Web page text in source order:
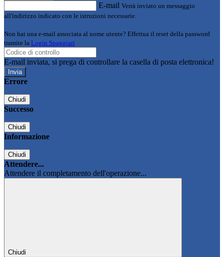
E-mail Verrà inviato un messaggio
all'indirizzo indicato con le istruzioni necessarie.
Non hai una e-mail associata al nome utente? Effettua il reset della password
tramite la Login Spaggiari
E-mail inviata, si prega di controllare la casella di posta elettronica!
Errore
Chiudi
Successo
Chiudi
Informazione
Chiudi
Attendere...
Attendere il completamento dell'operazione...
Chiudi